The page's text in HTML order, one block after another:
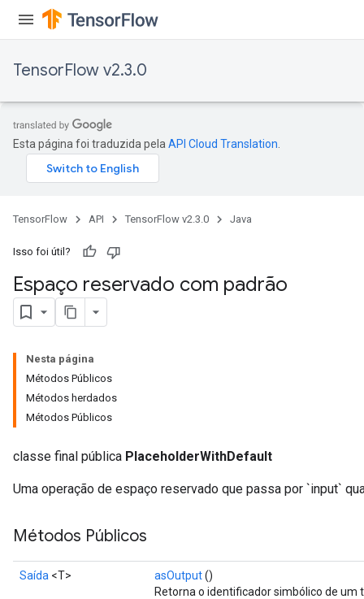
TensorFlow v2.3.0
Esta página foi traduzida pela API Cloud Translation
TensorFlow API TensorFlow v2.3.0 Java
Isso foi útil?
Espaço reservado com padrão
Nesta página
Métodos Públicos
Métodos herdados
Métodos Públicos
classe final pública PlaceholderWithDefault
Uma operação de espaço reservado que passa por `input`
Métodos Públicos
Saída <T> asOutput()
Retorna o identificador simbólico de um